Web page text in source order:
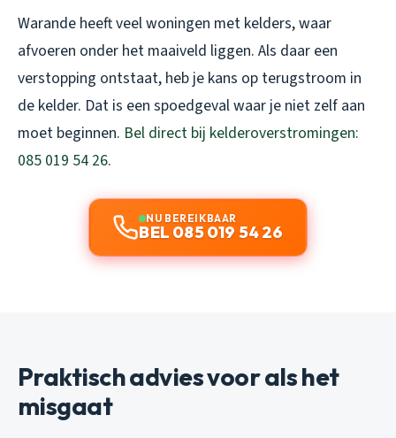
Warande heeft veel woningen met kelders, waar
afvoeren onder het maaiveld liggen. Als daar een
verstopping ontstaat, heb je kans op terugstroom in
de kelder. Dat is een spoedgeval waar je niet zelf aan
moet beginnen. Bel direct bij kelderoverstromingen:
085 019 54 26.
NU BEREIKBAAR
BEL 085 019 54 26
Praktisch advies voor als het
misgaat